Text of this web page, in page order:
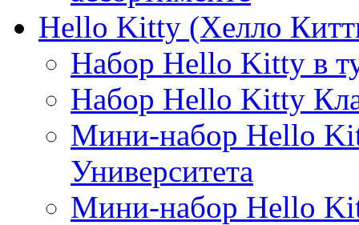
Hello Kitty (Хелло
Набор Hello Kitty в
Набор Hello Kitty
Мини-набор Hello
Университета
Мини-набор Hello